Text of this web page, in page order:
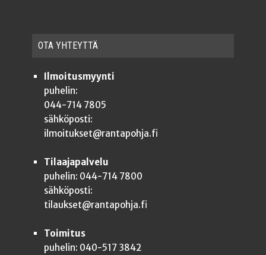
OTA YHTEYT­TÄ
Ilmoitusmyynti
puhelin:
044-714 7805
sähköposti:
ilmoitukset@rantapohja.fi
Tilaajapalvelu
puhelin: 044-714 7800
sähköposti:
tilaukset@rantapohja.fi
Toimitus
puhelin: 040-517 3842